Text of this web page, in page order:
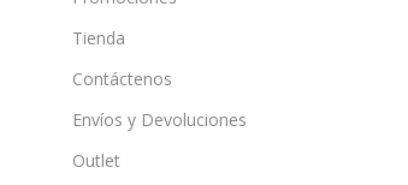
Tienda
Contáctenos
Envíos y Devoluciones
Outlet